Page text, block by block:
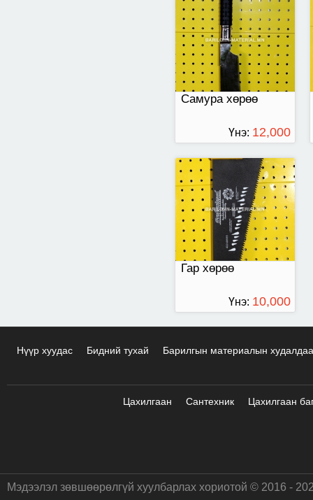
Самура хөрөө
Үнэ: 12,000
ТӨГРӨГ
Гар хөрөө
Гар хөрөө
Үнэ: 10,000
ТӨГРӨГ
Нүүр хуудас Бидний тухай Барилгын материалын
Цахилгаан Сантехник Цахилгаан
Мэдээлэл зөвшөөрөлгүй хуулбарлах хориотой © 2016 -